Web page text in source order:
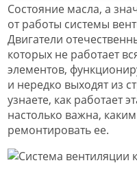
Состояние масла, а
от работы системы
Двигатели
которых не работает
элементов,
и нередко выходят из
узнаете, как работает
настолько важна,
ремонтировать ее.